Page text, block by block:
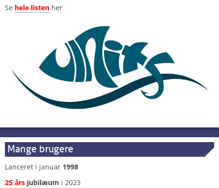
Se hele listen her
Mange brugere
Lanceret i januar 1998
25 års jubilæum i 2023